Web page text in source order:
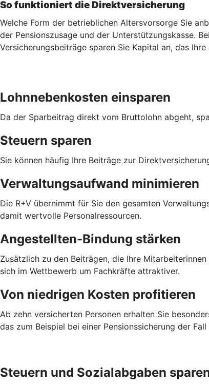
So funktioniert die Direktversicherung
Welche Form der betrieblichen Altersvorsorge Sie
der Pensionszusage und der Unterstützungskasse.
Versicherungsbeiträge sparen Sie Kapital an, das
Lohnnebenkosten einsparen
Da der Sparbeitrag direkt vom Bruttolohn abgeht,
Steuern sparen
Sie können häufig Ihre Beiträge zur
Verwaltungsaufwand minimieren
Die R+V übernimmt für Sie den gesamten
damit wertvolle Personalressourcen.
Angestellten-Bindung stärken
Zusätzlich zu den Beiträgen, die Ihre
sich im Wettbewerb um Fachkräfte attraktiver.
Von niedrigen Kosten profitieren
Ab zehn versicherten Personen erhalten Sie
das zum Beispiel bei einer Pensionssicherung der Fall
Steuern und Sozialabgaben